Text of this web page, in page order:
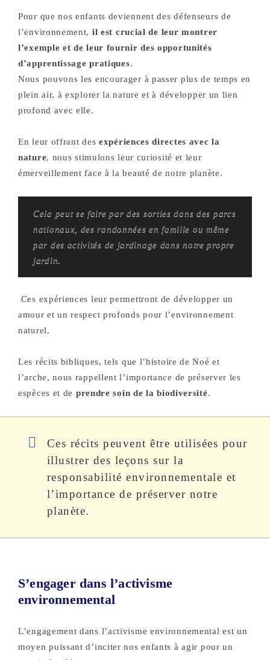
Pour que nos enfants deviennent des défenseurs de
l’environnement, il est crucial de leur montrer
l’exemple et de leur fournir des opportunités
d’apprentissage pratiques.
Nous pouvons les encourager à passer plus de temps en
plein air, à explorer la nature et à développer un lien
profond avec elle.
En leur offrant des expériences directes avec la
nature, nous stimulons leur curiosité et leur
émerveillement face à la beauté de notre planète.
Cela peut se faire par des sorties dans des parcs
nationaux, des randonnées en famille ou même
par des activités de jardinage dans notre propre
jardin.
Ces expériences leur permettront de développer un
amour et un respect profonds pour l’environnement
naturel.
Les récits bibliques, tels que l’histoire de Noé et
l’arche, nous rappellent l’importance de préserver les
espèces et de prendre soin de la biodiversité.
Ces récits peuvent être utilisées pour
illustrer des leçons sur la
responsabilité environnementale et
l’importance de préserver notre
planète.
S’engager dans l’activisme
environnemental
L’engagement dans l’activisme environnemental est un
moyen puissant d’inciter nos enfants à agir pour un